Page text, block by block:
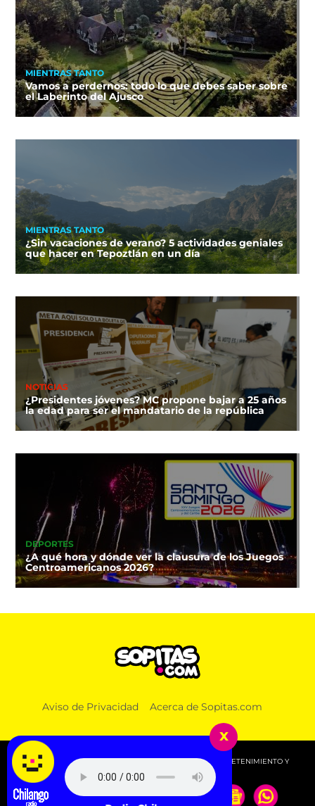
MIENTRAS TANTO
Vamos a perdernos: todo lo que debes saber sobre
el Laberinto del Ajusco
MIENTRAS TANTO
¿Sin vacaciones de verano? 5 actividades geniales
que hacer en Tepoztlán en un día
NOTICIAS
¿Presidentes jóvenes? MC propone bajar a 25 años
la edad para ser el mandatario de la república
DEPORTES
¿A qué hora y dónde ver la clausura de los Juegos
Centroamericanos 2026?
Aviso de Privacidad Acerca de Sopitas.com
© 2026 SOPITAS.COM - MÚSICA, NOTICIAS, DEPORTES, ENTRETENIMIENTO Y
MÁS!.
x